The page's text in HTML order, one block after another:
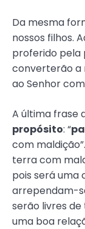
Da mesma
nossos filhos.
proferido pela
converterão a
ao Senhor
A última frase
propósito: “
com
terra com
pois será uma
arrependam-
serão livres
uma boa